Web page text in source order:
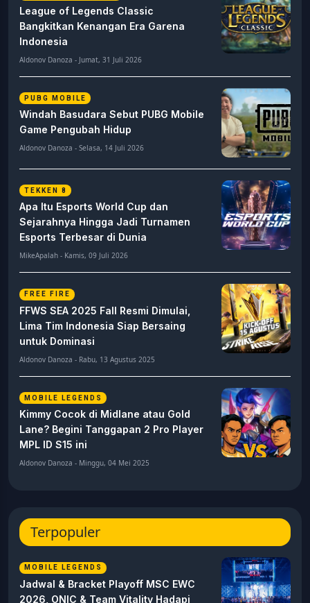
League of Legends Classic
Bangkitkan Kenangan Era Garena
Indonesia
Aldonov Danoza - Jumat, 31 Juli 2026
PUBG MOBILE
Windah Basudara Sebut PUBG Mobile
Game Pengubah Hidup
Aldonov Danoza - Selasa, 14 Juli 2026
TEKKEN 8
Apa Itu Esports World Cup dan
Sejarahnya Hingga Jadi Turnamen
Esports Terbesar di Dunia
MikeApalah - Kamis, 09 Juli 2026
FREE FIRE
FFWS SEA 2025 Fall Resmi Dimulai,
Lima Tim Indonesia Siap Bersaing
untuk Dominasi
Aldonov Danoza - Rabu, 13 Agustus 2025
MOBILE LEGENDS
Kimmy Cocok di Midlane atau Gold
Lane? Begini Tanggapan 2 Pro Player
MPL ID S15 ini
Aldonov Danoza - Minggu, 04 Mei 2025
Terpopuler
MOBILE LEGENDS
Jadwal & Bracket Playoff MSC EWC
2026, ONIC & Team Vitality Hadapi